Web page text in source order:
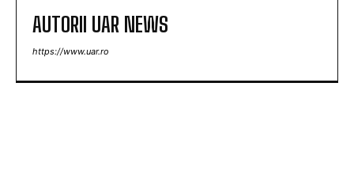
AUTORII UAR NEWS
https://www.uar.ro